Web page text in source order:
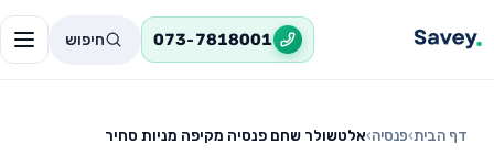
073-7818001 חיפוש
דף הבית›פנסיה›אלטשולר שחם פנסיה מקיפה מניות סחיר